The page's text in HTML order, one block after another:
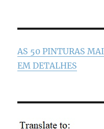
AS 50 PINTURAS
EM DETALHES